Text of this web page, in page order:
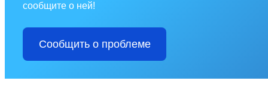
сообщите о ней!
Сообщить о проблеме